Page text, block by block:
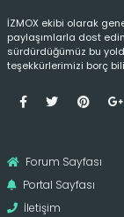
İZMOX ekibi olarak
paylaşımlarla dost
sürdürdüğümüz bu
teşekkürlerimizi borç
Forum Sayfası
Portal Sayfası
İletişim